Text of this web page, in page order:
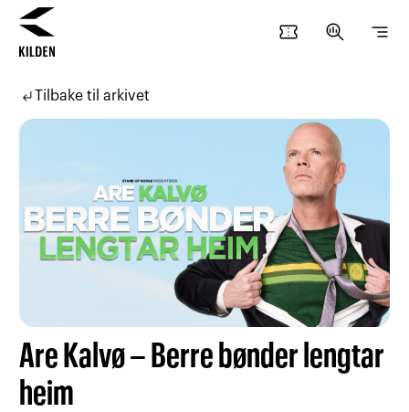
confirmation_number search_insights segment
subdirectory_arrow_leftTilbake til arkivet
Are Kalvø – Berre bønder lengtar
heim